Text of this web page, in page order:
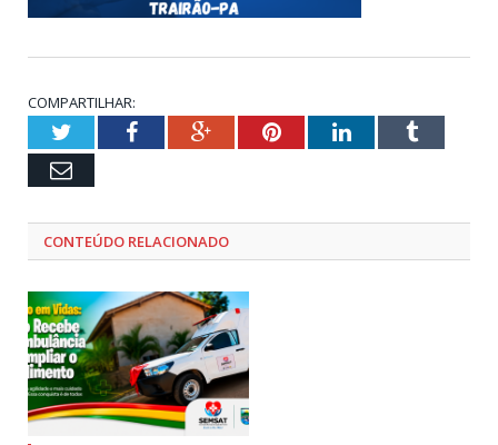
COMPARTILHAR:
TwitterFacebookGoogle+PinterestLinkedInTumblr
Email
CONTEÚDO RELACIONADO